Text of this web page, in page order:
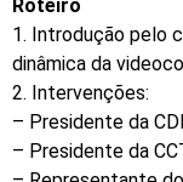
Roteiro
1. Introdução pelo
dinâmica da
2. Intervenções:
– Presidente da
– Presidente da